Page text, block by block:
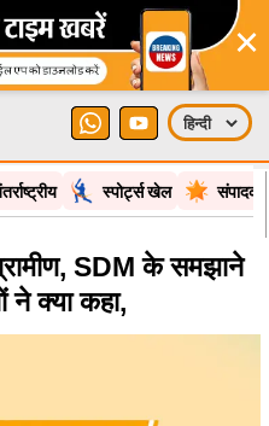
×
स्पोर्ट्स खेल
SDM के समझाने
ने क्या कहा,